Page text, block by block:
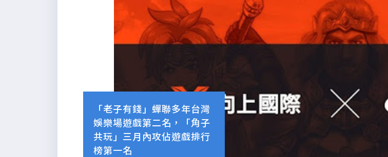
「老子有錢」蟬聯多年台灣
娛樂場遊戲第二名，「角子
共玩」三月內攻佔遊戲排行
榜第一名